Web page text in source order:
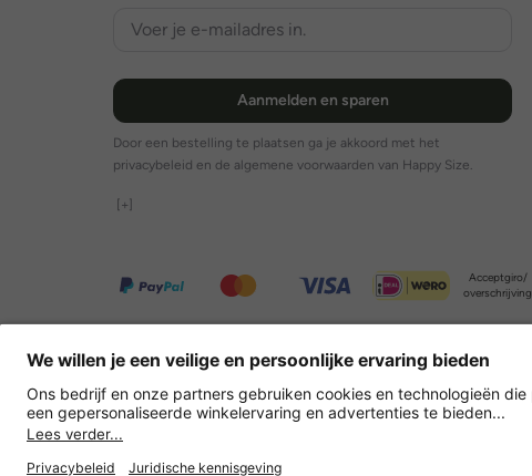
Aanmelden en sparen
Door een bestelling te plaatsen ga je akkoord met het
privacybeleid en de algemene voorwaarden van Happy Size.
[+]
Acceptgiro/
overschrijving
Overige webwinkels
Nederland